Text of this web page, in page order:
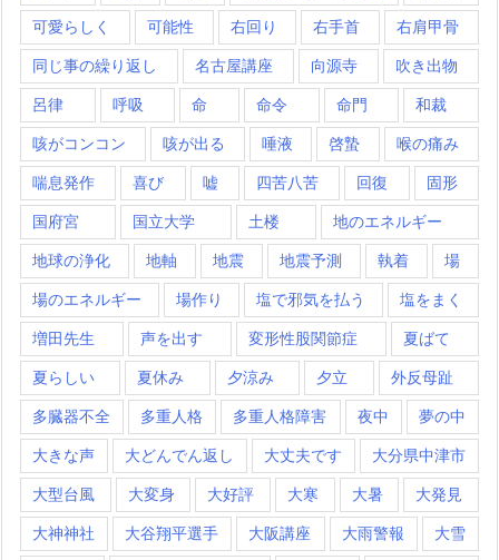
可愛らしく 可能性 右回り 右手首 右肩甲骨
同じ事の繰り返し 名古屋講座 向源寺 吹き出物
呂律 呼吸 命 命令 命門 和裁
咳がコンコン 咳が出る 唾液 啓蟄 喉の痛み
喘息発作 喜び 嘘 四苦八苦 回復 固形
国府宮 国立大学 土楼 地のエネルギー
地球の浄化 地軸 地震 地震予測 執着 場
場のエネルギー 場作り 塩で邪気を払う 塩をまく
増田先生 声を出す 変形性股関節症 夏ばて
夏らしい 夏休み 夕涼み 夕立 外反母趾
多臓器不全 多重人格 多重人格障害 夜中 夢の中
大きな声 大どんでん返し 大丈夫です 大分県中津市
大型台風 大変身 大好評 大寒 大暑 大発見
大神神社 大谷翔平選手 大阪講座 大雨警報 大雪